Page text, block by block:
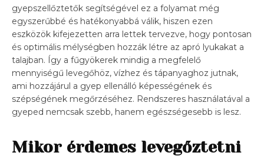
gyepszellőztetők segítségével ez a folyamat még
egyszerűbbé és hatékonyabbá válik, hiszen ezen
eszközök kifejezetten arra lettek tervezve, hogy pontosan
és optimális mélységben hozzák létre az apró lyukakat a
talajban. Így a fűgyökerek mindig a megfelelő
mennyiségű levegőhöz, vízhez és tápanyaghoz jutnak,
ami hozzájárul a gyep ellenálló képességének és
szépségének megőrzéséhez. Rendszeres használatával a
gyeped nemcsak szebb, hanem egészségesebb is lesz.
Mikor érdemes levegőztetni